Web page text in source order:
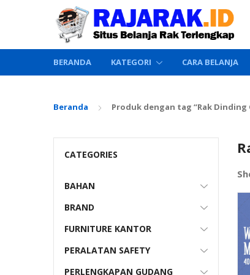
BERANDA KATEGORI CARA BELANJA
Beranda Produk dengan tag “Rak
CATEGORIES
BAHAN
BRAND
FURNITURE KANTOR
PERALATAN SAFETY
PERLENGKAPAN GUDANG